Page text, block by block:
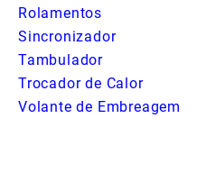
Rolamentos
Sincronizador
Tambulador
Trocador de Calor
Volante de Embreagem